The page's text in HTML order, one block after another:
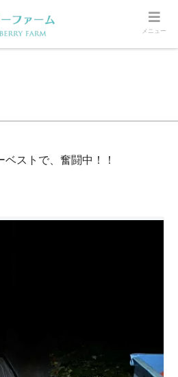
ナイトハーベスト
ストで、奮闘中！！
メニュー